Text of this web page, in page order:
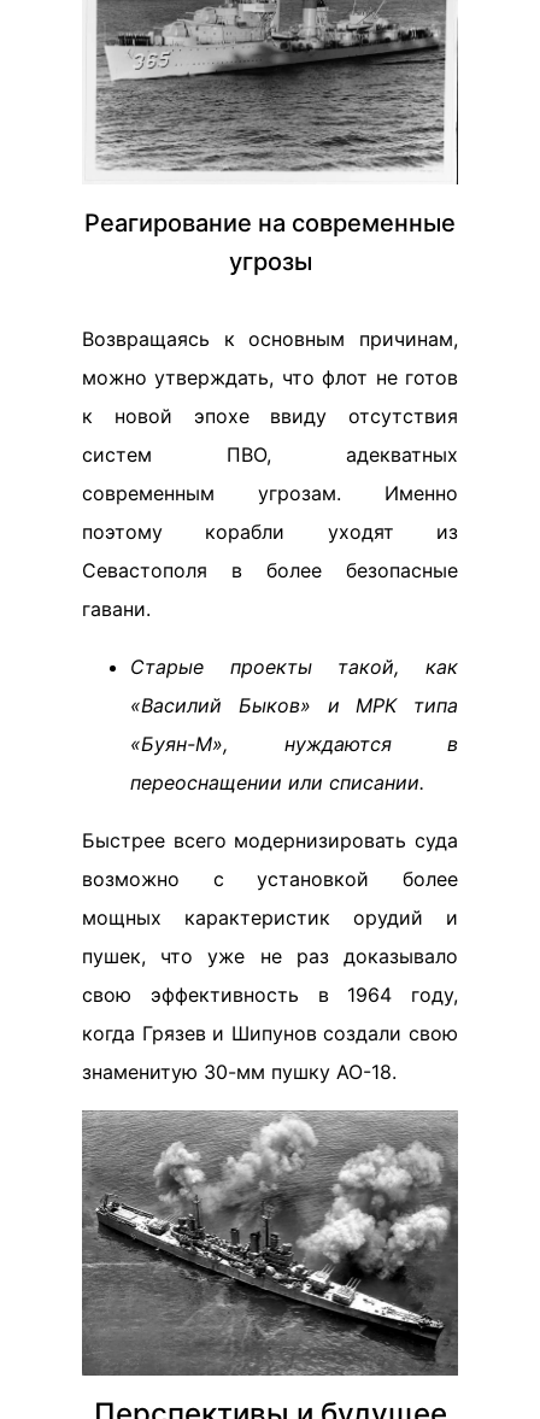
Реагирование на современные
угрозы
Возвращаясь к основным причинам,
можно утверждать, что флот не готов
к новой эпохе ввиду отсутствия
систем ПВО, адекватных
современным угрозам. Именно
поэтому корабли уходят из
Севастополя в более безопасные
гавани.
Старые проекты такой, как
«Василий Быков» и МРК типа
«Буян-М», нуждаются в
переоснащении или списании.
Быстрее всего модернизировать суда
возможно с установкой более
мощных карактеристик орудий и
пушек, что уже не раз доказывало
свою эффективность в 1964 году,
когда Грязев и Шипунов создали свою
знаменитую 30-мм пушку АО-18.